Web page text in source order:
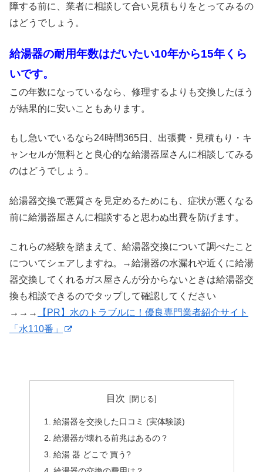
障する前に、業者に相談して合い見積もりをとってみるの
はどうでしょう。
給湯器の耐用年数はだいたい10年から15年くら
いです。
この年数になっているなら、修理するよりも交換したほう
が結果的に安いこともあります。
もし急いでいるなら24時間365日、出張費・見積もり・キ
ャンセルが無料とと良心的な給湯器屋さんに相談してみる
のはどうでしょう。
給湯器交換で悪質さを見定めるためにも、症状が悪くなる
前に給湯器屋さんに相談すると思わぬ出費を防げます。
これらの経験を踏まえて、給湯器交換について調べたこと
についてシェアしますね。→給湯器の水漏れや近くに給湯
器交換してくれるガス屋さんが分からないときは給湯器交
換も相談できるのでタップして確認してください
→→→
【PR】水のトラブルに！優良専門業者紹介サイト
「水110番」
目次
給湯器を交換した口コミ (実体験談)
給湯器が壊れる前兆はあるの？
給湯 器 どこで 買う?